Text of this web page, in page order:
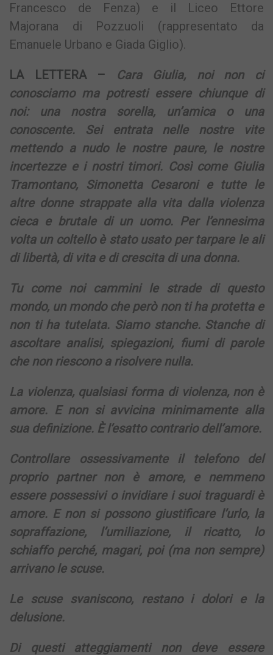
Francesco de Fenza) e il Liceo Ettore
Majorana di Pozzuoli (rappresentato da
Emanuele Urbano e Giada Giglio).
LA LETTERA –
Cara Giulia, noi non ci
conosciamo ma potresti essere chiunque di
noi: una nostra sorella, un’amica o una
conoscente. Sei entrata nelle nostre vite
mettendo a nudo le nostre paure, le nostre
incertezze e i nostri timori. Così come Giulia
Tramontano, Simonetta Cesaroni e tutte le
altre donne strappate alla vita dalla violenza
cieca e brutale di un uomo. Per l’ennesima
volta un coltello è stato usato per tarpare le ali
di libertà, di vita e di crescita di una donna.
Tu come noi cammini le strade di questo
mondo, un mondo che però non ti ha protetta e
non ti ha tutelata. Siamo stanche. Stanche di
ascoltare analisi, spiegazioni, fiumi di parole
che non riescono a risolvere nulla.
La violenza, qualsiasi forma di violenza, non è
amore. E non si avvicina minimamente alla
sua definizione. È l’esatto contrario dell’amore.
Controllare ossessivamente il telefono del
proprio partner non è amore, e nemmeno
essere possessivi o invidiare i suoi traguardi è
amore. E non si possono giustificare l’urlo, la
sopraffazione, l’umiliazione, il ricatto, lo
schiaffo perché, magari, poi (ma non sempre)
arrivano le scuse.
Le scuse svaniscono, restano i dolori e la
delusione.
Di questi atteggiamenti non deve essere